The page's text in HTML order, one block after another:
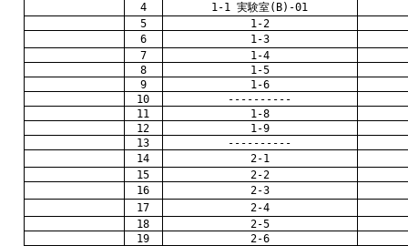
4
1-1 実験室(B)-01
5
1-2
6
1-3
7
1-4
8
1-5
9
1-6
10
----------
11
1-8
12
1-9
13
----------
14
2-1
15
2-2
16
2-3
17
2-4
18
2-5
19
2-6